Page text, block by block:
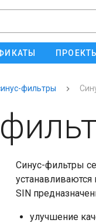
ПРОЕКТЫ
фильтры
Синус-фильтры
SIN
улучшение